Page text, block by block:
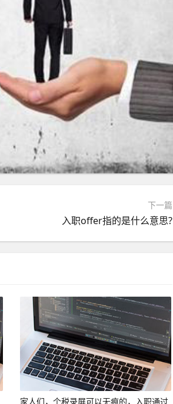
下一篇
入职offer指的是什么意思?
家人们，个税录屏可以无痕的，入职通过